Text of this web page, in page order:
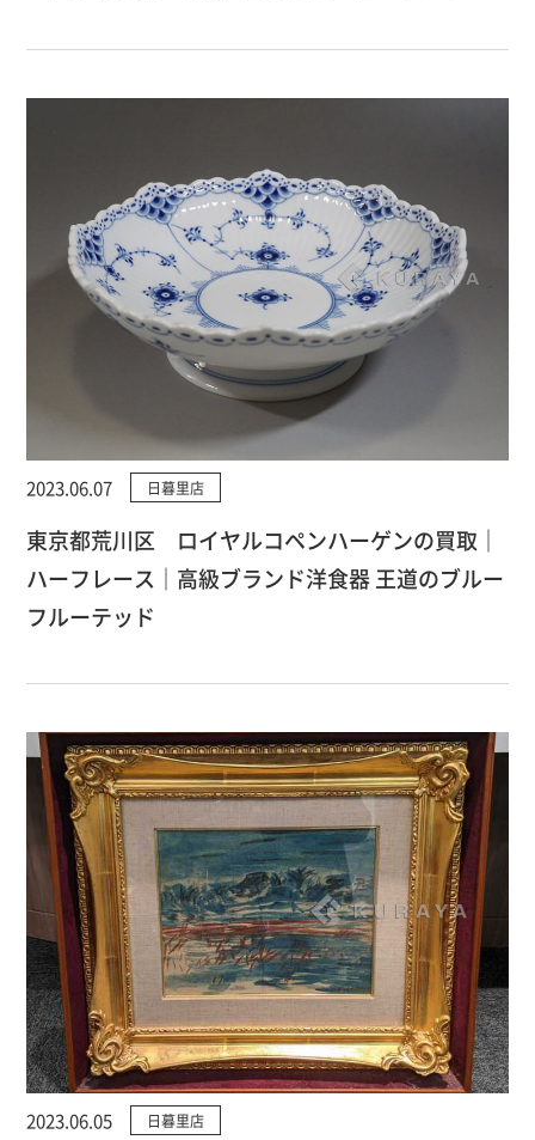
2023.06.07 日暮里店
東京都荒川区 ロイヤルコペンハーゲンの買取｜
ハーフレース｜高級ブランド洋食器 王道のブルー
フルーテッド
2023.06.05 日暮里店